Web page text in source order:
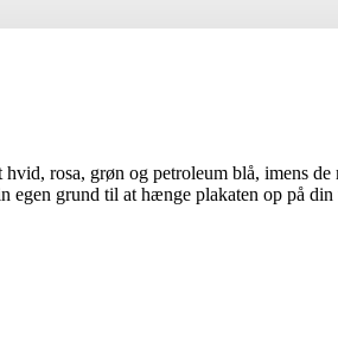
rosa, grøn og petroleum blå, imens de
egen grund til at hænge plakaten op på